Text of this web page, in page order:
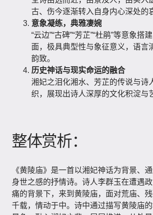
古、伤今逐渐转入自身内心深处的
意象凝练，典雅凄婉
“云边”“古碑”“芳芷”“杜鹃”等意象搭
面，极具典型性与象征意义，语言
韵致。
历史神话与现实命运的融合
湘妃之泪化湘水、芳芷的传说与诗
织，展现出诗人深厚的文化积淀与
整体赏析：
《黄陵庙》是一首以湘妃神话为背景、
身世之感的抒情诗。诗人李群玉在遭遇
痛的背景下，来到黄陵庙，面对荒庙、
千载，情动于中。诗中通过描写黄陵庙